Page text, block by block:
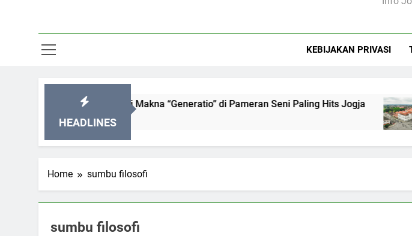
KEBIJAKAN PRIVASI
HEADLINES
2026: Menyelami Makna “Generatio” di Pameran Seni Paling Hits Jogja
Home sumbu filosofi
sumbu filosofi